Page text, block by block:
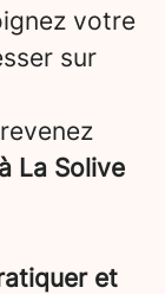
votre
sur
La Solive
et